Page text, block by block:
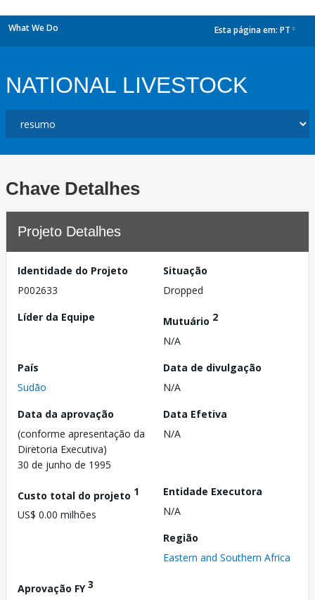
What We Do Esta página em: PT
NATIONAL LIVESTOCK
Chave Detalhes
Projeto Detalhes
Identidade do Projeto
P002633
Situação
Dropped
Líder da Equipe
Mutuário 2
N/A
País
Sudão
Data de divulgação
N/A
Data da aprovação
(conforme apresentação da
Diretoria Executiva)
30 de junho de 1995
Data Efetiva
N/A
Custo total do projeto 1
US$ 0.00 milhões
Entidade Executora
N/A
Região
Eastern and Southern Africa
Aprovação FY3